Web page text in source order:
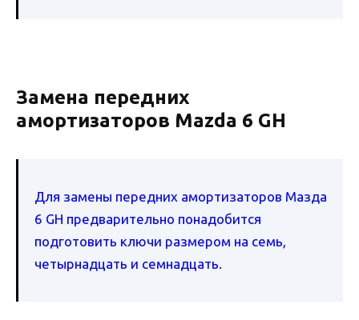
Замена передних
амортизаторов Mazda 6 GH
Для замены передних амортизаторов Мазда
6 GH предварительно понадобится
подготовить ключи размером на семь,
четырнадцать и семнадцать.